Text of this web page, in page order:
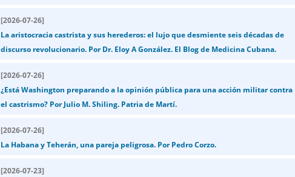
[2026-07-26]
La aristocracia castrista y sus herederos: el lujo que desmiente seis décadas de
discurso revolucionario. Por Dr. Eloy A González. El Blog de Medicina Cubana.
[2026-07-26]
¿Está Washington preparando a la opinión pública para una acción militar contra
el castrismo? Por Julio M. Shiling. Patria de Martí.
[2026-07-26]
La Habana y Teherán, una pareja peligrosa. Por Pedro Corzo.
[2026-07-23]